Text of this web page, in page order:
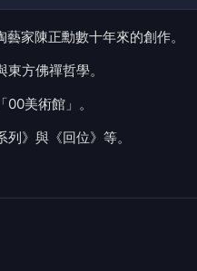
家陳正勳數十年來的創作。
方佛禪哲學。
美術館」。
》與《回位》等。